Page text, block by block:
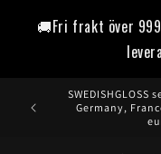
🚚Fri frakt över
till
Germany,